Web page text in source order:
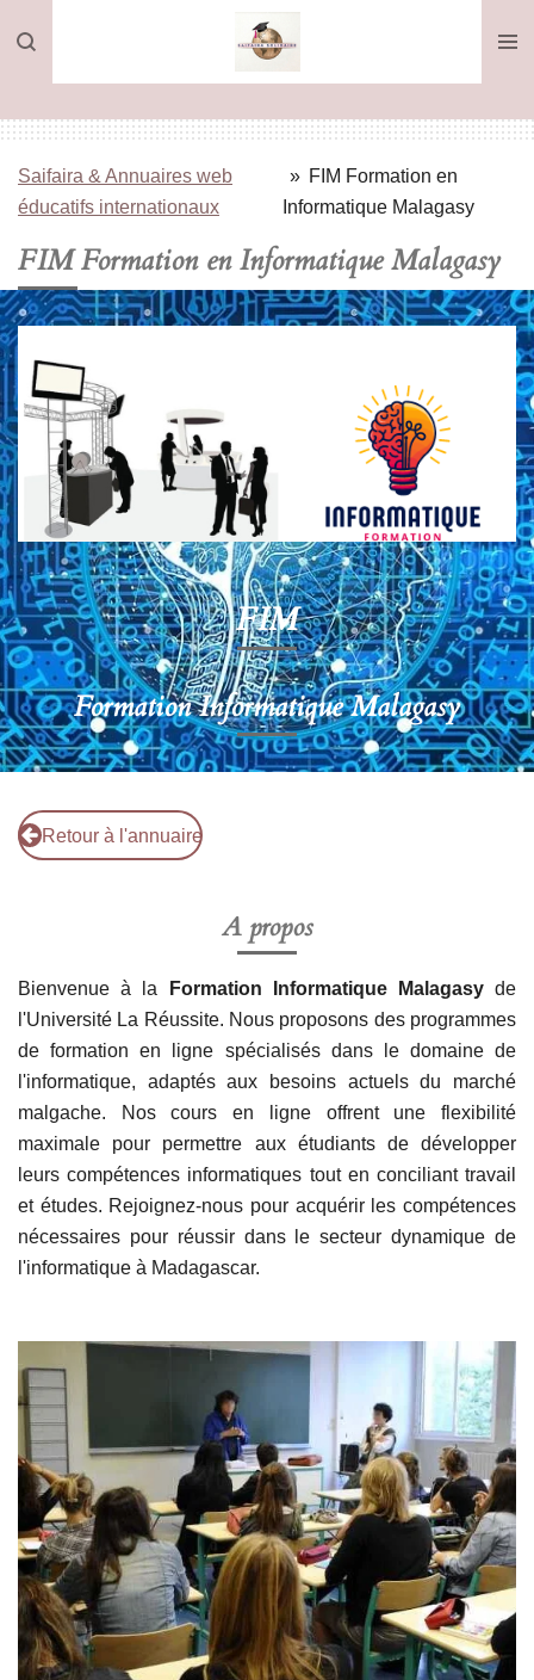
au
contenu
principal
Saifaira & Annuaires web
éducatifs internationaux
» FIM Formation en
Informatique Malagasy
FIM Formation en Informatique Malagasy
FIM
Formation Informatique Malagasy
Retour à l'annuaire
A propos
Bienvenue à la Formation Informatique Malagasyde
l'Université La Réussite. Nous proposons des programmes
de formation en ligne spécialisés dans le domaine de
l'informatique, adaptés aux besoins actuels du marché
malgache. Nos cours en ligne offrent une flexibilité
maximale pour permettre aux étudiants de développer
leurs compétences informatiques tout en conciliant travail
et études. Rejoignez-nous pour acquérir les compétences
nécessaires pour réussir dans le secteur dynamique de
l'informatique à Madagascar.